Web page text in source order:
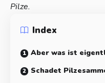
Pilze.
Index
Aber was ist
Schadet